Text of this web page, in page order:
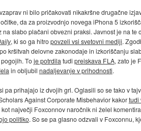
ni bilo pričakovati nikakršne drugačne
da za proizvodnjo novega iPhona 5
slabo plačani obvezni praksi. Javnost je na te
, ki so ga hitropovzeli vsi svetovni mediji.
kršitvah delovne zakonodaje in izkoriščanju
Toje potrdila tudi preiskava FLA, zato je
in obljubil nadaljevanje v prihodnosti.
pa prihajajo iz dvojih grl. Oglasili so se tako v
Against Corporate Misbehavior kakortudi
kot največji Foxconnov naročnik ni želel
politiko. So se pa glasno odzvali v Foxconnu,